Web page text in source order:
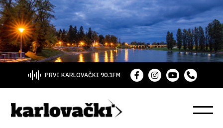
PRVI KARLOVAČKI 90.1FM